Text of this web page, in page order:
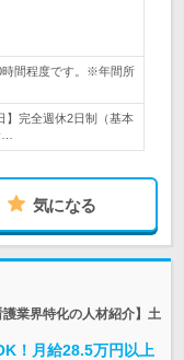
間程度です。※年間所
完全週休2日制（基本
気になる
業界特化の人材紹介】土
！月給28.5万円以上